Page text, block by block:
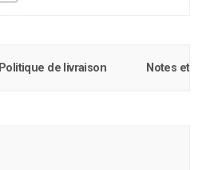
Politique de livraison Notes et